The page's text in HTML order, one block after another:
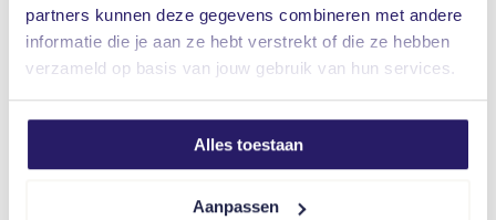
partners kunnen deze gegevens combineren met andere
informatie die je aan ze hebt verstrekt of die ze hebben
verzameld op basis van jouw gebruik van hun services.
Alles toestaan
Aanpassen
blijven liggen.
Deze reeks is gemaakt voor werkgevers die vooruit
willen. Die willen begrijpen wat er speelt en
bewuste keuzes willen maken in hun
werkgeverschap.